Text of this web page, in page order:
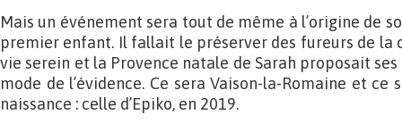
Mais un événement sera tout de même à l’origine de
premier enfant. Il fallait le préserver des fureurs de la
vie serein et la Provence natale de Sarah proposait
mode de l’évidence. Ce sera Vaison-la-Romaine et ce
naissance : celle d’Epiko, en 2019.